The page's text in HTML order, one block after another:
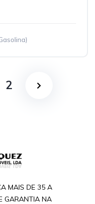
2
MAIS DE 35 A
GARANTIA NA